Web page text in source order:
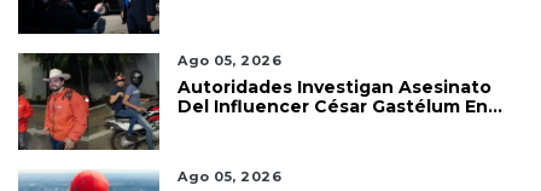
Ago 05, 2026
Autoridades Investigan Asesinato
Del Influencer César Gastélum En
Ago 05, 2026